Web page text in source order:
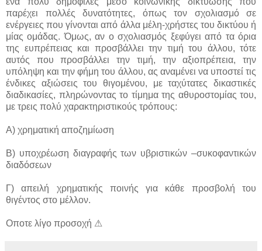
παρέχει πολλές δυνατότητες, όπως τον σχολιασμό σε
ενέργειες που γίνονται από άλλα μέλη-χρήστες του δικτύου ή
μίας ομάδας. Όμως, αν ο σχολιασμός ξεφύγει από τα όρια
της ευπρέπειας και προσβάλλει την τιμή του άλλου, τότε
αυτός που προσβάλλει την τιμή, την αξιοπρέπεια, την
υπόληψη και την φήμη του άλλου, ας αναμένει να υποστεί τις
ένδικες αξιώσεις του θιγομένου, με ταχύτατες δικαστικές
διαδικασίες, πληρώνοντας το τίμημα της αθυροστομίας του,
με τρεις πολύ χαρακτηριστικούς τρόπους:
Α) χρηματική αποζημίωση
Β) υποχρέωση διαγραφής των υβριστικών –συκοφαντικών
διαδόσεων
Γ) απειλή χρηματικής ποινής για κάθε προσβολή του
θιγέντος στο μέλλον.
Οποτε λίγο προσοχή ⚠